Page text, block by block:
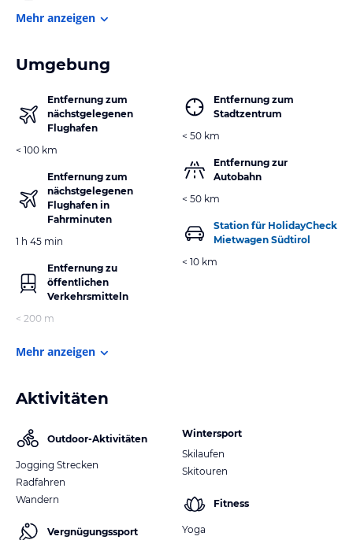
Mehr anzeigen
Umgebung
Entfernung zum
nächstgelegenen
Flughafen
< 100 km
Entfernung zum
nächstgelegenen
Flughafen in
Fahrminuten
1 h 45 min
Entfernung zu
öffentlichen
Verkehrsmitteln
< 200 m
Entfernung zum
Stadtzentrum
< 50 km
Entfernung zur
Autobahn
< 50 km
Station für HolidayCheck
Mietwagen Südtirol
< 10 km
Mehr anzeigen
Aktivitäten
Outdoor-Aktivitäten
Jogging Strecken
Radfahren
Wandern
Vergnügungssport
Wintersport
Skilaufen
Skitouren
Fitness
Yoga